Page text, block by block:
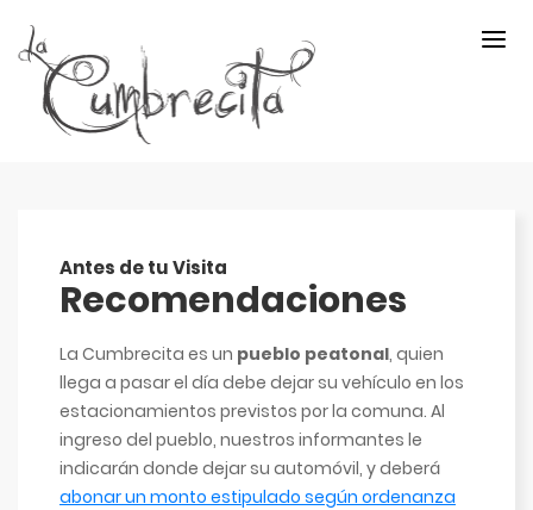
Antes de tu Visita
Recomendaciones
La Cumbrecita es un pueblo peatonal, quien
llega a pasar el día debe dejar su vehículo en los
estacionamientos previstos por la comuna. Al
ingreso del pueblo, nuestros informantes le
indicarán donde dejar su automóvil, y deberá
abonar un monto estipulado según ordenanza